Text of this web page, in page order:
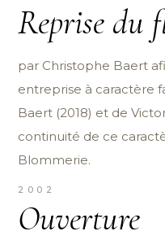
Reprise du
par Christophe Baert
entreprise à caractère
Baert (2018) et de
continuité de ce
Blommerie.
2002
Ouverture